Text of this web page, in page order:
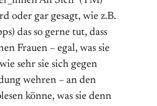
oder gar gesagt, wie z.B.
das so gerne tut, dass
Frauen – egal, was sie
sehr sie sich gegen
wehren – an den
könne, was sie denn